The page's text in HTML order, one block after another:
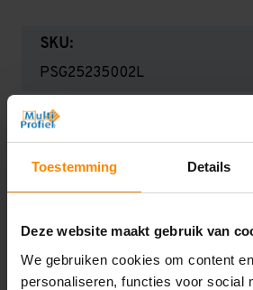
Toestemming Details
Deze website maakt gebruik van
We gebruiken cookies om content
personaliseren, functies voor social
SKU:
PSG25235002L
Hoogte:
2.500 mm
Diepte:
Lengte:
23.500 mm